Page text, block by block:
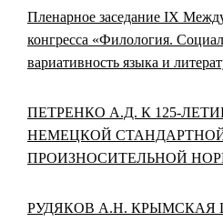
Пленарное заседание IX
конгресса «Филология.
вариативность языка и
ПЕТРЕНКО А.Д. К 125-
НЕМЕЦКОЙ
ПРОИЗНОСИТЕЛЬНОЙ
РУДЯКОВ А.Н. КРЫМСКАЯ